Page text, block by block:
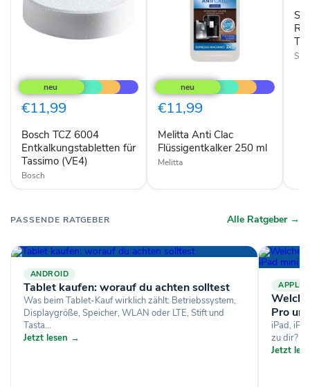
TCZ
6004
Entkalkungstabletten
für
(VE4)
€11,99
Bosch TCZ 6004
Entkalkungstabletten für
Tassimo (VE4)
Bosch
Anti
Clac
Flüssigentkalker
250
€11,99
Melitta Anti Clac
Flüssigentkalker 250 ml
Melitta
PASSENDE RATGEBER Alle Ratgeber →
ANDROID
Tablet kaufen: worauf du achten solltest
Was beim Tablet-Kauf wirklich zählt: Betriebssystem,
Displaygröße, Speicher, WLAN oder LTE, Stift und
Tasta...
Jetzt lesen →
APPLE
Pro
iPad,
zu dir?
Jetzt